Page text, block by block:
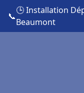
📞
🕒 Installation
Beaumont